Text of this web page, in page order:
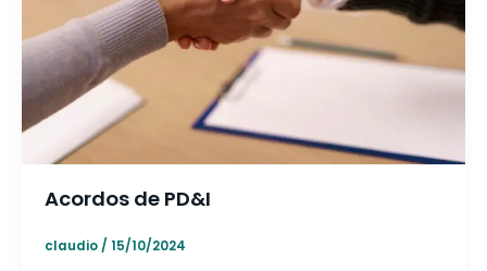
Acordos de PD&I
claudio / 15/10/2024